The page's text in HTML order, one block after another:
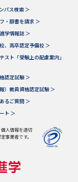
パス検索 ＞
・願書を請求 ＞
学情報誌 ＞
、高卒認定予備校 ＞
スト「受験上の配慮案内」
認定試験 ＞
）教員資格認定試験 ＞
るご質問 ＞
ト ＞
人情報を適切
事業者です。